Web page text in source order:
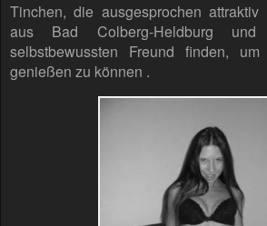
Tinchen, die ausgesprochen
aus Bad Colberg-Heldburg
selbstbewussten Freund finden,
genießen zu können .